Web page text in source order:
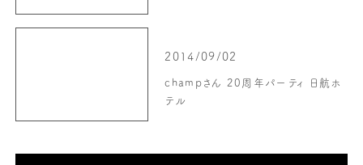
2014/09/02
champさん 20周年パーティ 日航ホ
テル